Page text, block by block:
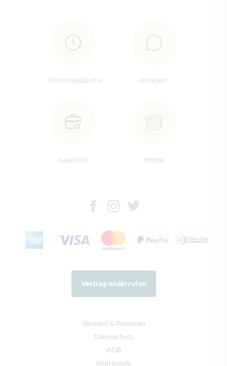
ÖFFNUNGSZEITEN KONTAKT
KARRIERE PRESSE
Vertrag widerrufen
Versand & Retouren
Datenschutz
AGB
Impressum